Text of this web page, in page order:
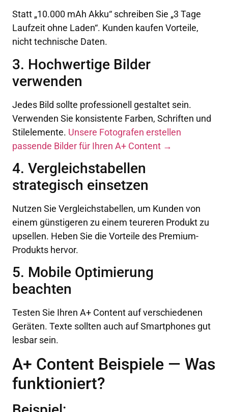
Statt „10.000 mAh Akku“ schreiben Sie „3 Tage
Laufzeit ohne Laden“. Kunden kaufen Vorteile,
nicht technische Daten.
3. Hochwertige Bilder
verwenden
Jedes Bild sollte professionell gestaltet sein.
Verwenden Sie konsistente Farben, Schriften und
Stilelemente. Unsere Fotografen erstellen
passende Bilder für Ihren A+ Content →
4. Vergleichstabellen
strategisch einsetzen
Nutzen Sie Vergleichstabellen, um Kunden von
einem günstigeren zu einem teureren Produkt zu
upsellen. Heben Sie die Vorteile des Premium-
Produkts hervor.
5. Mobile Optimierung
beachten
Testen Sie Ihren A+ Content auf verschiedenen
Geräten. Texte sollten auch auf Smartphones gut
lesbar sein.
A+ Content Beispiele — Was
funktioniert?